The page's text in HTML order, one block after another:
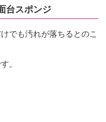
台スポンジ
でも汚れが落ちるとのこ
。